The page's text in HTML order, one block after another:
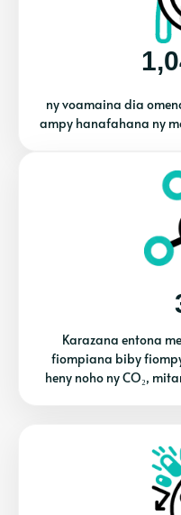
ny voamaina dia
ampy hanafahana ny
Karazana entona
fiompiana biby
heny noho ny CO₂,